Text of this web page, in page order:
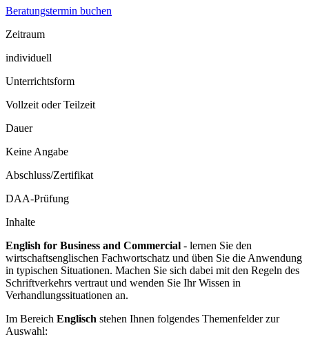
Beratungstermin buchen
Zeitraum
individuell
Unterrichtsform
Vollzeit oder Teilzeit
Dauer
Keine Angabe
Abschluss/Zertifikat
DAA-Prüfung
Inhalte
English for Business and Commercial - lernen Sie den
wirtschaftsenglischen Fachwortschatz und üben Sie die Anwendung
in typischen Situationen. Machen Sie sich dabei mit den Regeln des
Schriftverkehrs vertraut und wenden Sie Ihr Wissen in
Verhandlungssituationen an.
Im Bereich Englisch stehen Ihnen folgendes Themenfelder zur
Auswahl: